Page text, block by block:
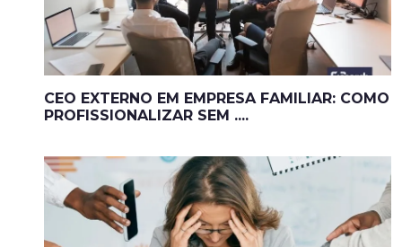
CEO EXTERNO EM EMPRESA FAMILIAR: COMO
PROFISSIONALIZAR SEM ....